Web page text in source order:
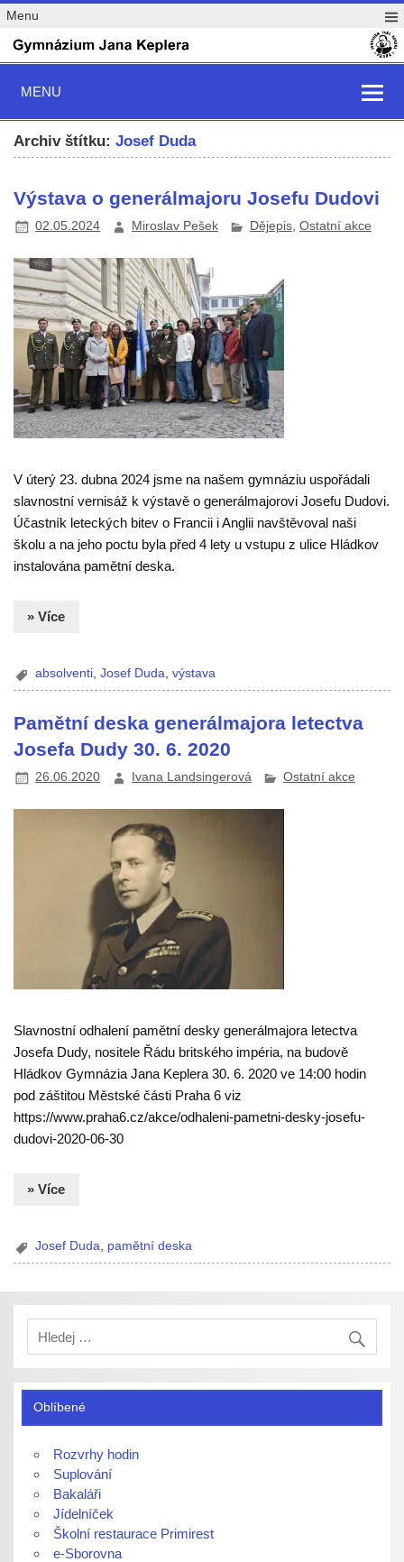
Menu
MENU
Archiv štítku:Josef Duda
Výstava o generálmajoru Josefu Dudovi
02.05.2024 Miroslav Pešek Dějepis, Ostatní akce
V úterý 23. dubna 2024 jsme na našem gymnáziu uspořádali
slavnostní vernisáž k výstavě o generálmajorovi Josefu Dudovi.
Účastník leteckých bitev o Francii i Anglii navštěvoval naši
školu a na jeho poctu byla před 4 lety u vstupu z ulice Hládkov
instalována pamětní deska.
» Více
absolventi,Josef Duda,výstava
Pamětní deska generálmajora letectva
Josefa Dudy 30. 6. 2020
26.06.2020 Ivana Landsingerová Ostatní akce
Slavnostní odhalení pamětní desky generálmajora letectva
Josefa Dudy, nositele Řádu britského impéria, na budově
Hládkov Gymnázia Jana Keplera 30. 6. 2020 ve 14:00 hodin
pod záštitou Městské části Praha 6 viz
https://www.praha6.cz/akce/odhaleni-pametni-desky-josefu-
dudovi-2020-06-30
» Více
Josef Duda, pamětní deska
Oblíbené
Rozvrhy hodin
Suplování
Bakaláři
Jídelníček
Školní restaurace Primirest
e-Sborovna